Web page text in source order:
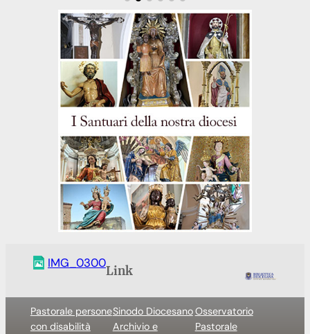
IMG_0300
Link
Pastorale persone
con disabilità
Sinodo Diocesano
Archivio e
Osservatorio
Pastorale